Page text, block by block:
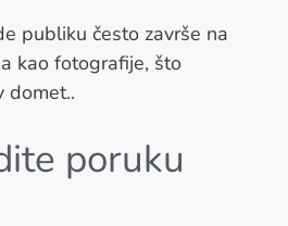
publiku često završe na
kao fotografije, što
domet..
poruku